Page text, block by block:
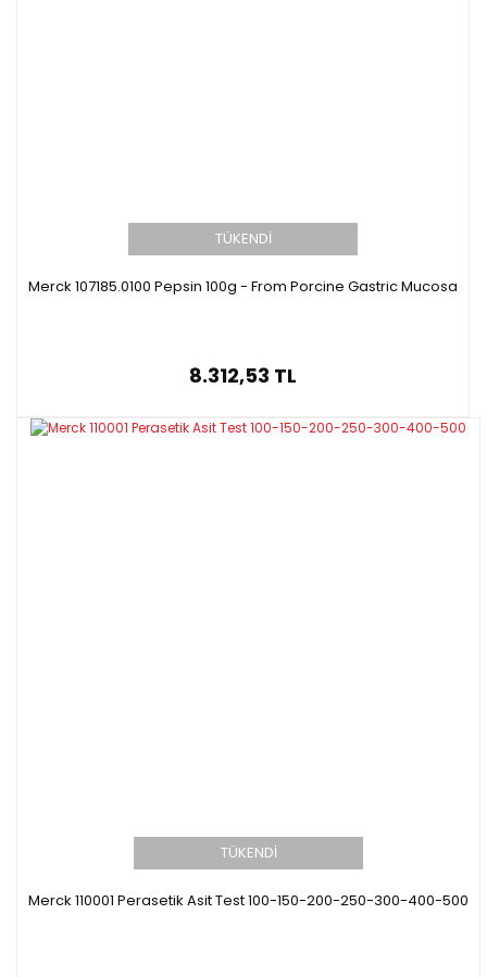
TÜKENDİ
Merck 107185.0100 Pepsin 100g - From Porcine Gastric Mucosa
8.312,53 TL
TÜKENDİ
Merck 110001 Perasetik Asit Test 100-150-200-250-300-400-500